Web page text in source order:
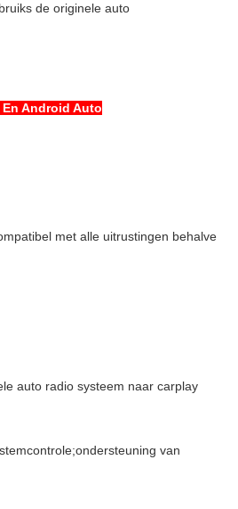
de originele auto
Android Auto
met alle uitrustingen behalve
auto radio systeem naar carplay
van